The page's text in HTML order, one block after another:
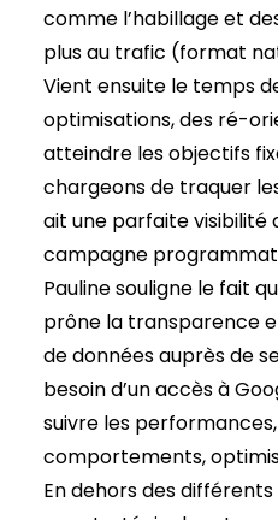
comme l’habillage et
plus au trafic (format
Vient ensuite le temps
optimisations, des ré-
atteindre les objectifs
chargeons de traquer
ait une parfaite visibilité
campagne
Pauline souligne le fait
prône la transparence
de données auprès de
besoin d’un accès à
suivre les
comportements,
En dehors des